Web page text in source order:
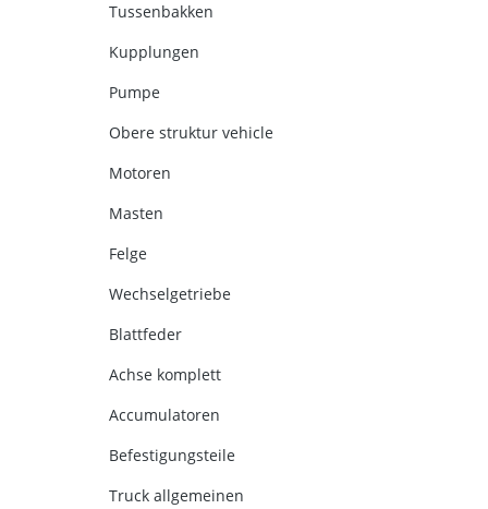
Tussenbakken
Kupplungen
Pumpe
Obere struktur vehicle
Motoren
Masten
Felge
Wechselgetriebe
Blattfeder
Achse komplett
Accumulatoren
Befestigungsteile
Truck allgemeinen